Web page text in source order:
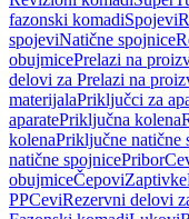
fazonski komadiSpojevi
spojeviNatične spojnice
obujmicePrelazi na
delovi za Prelazi na
materijalaPriključci za
aparatePriključna kolena
kolenaPriključne natične
natične spojnicePribor
obujmiceČepoviZaptivke
PPCeviRezervni delovi